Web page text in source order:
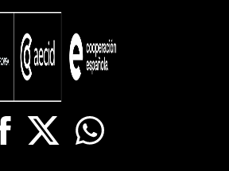
X Whatsapp